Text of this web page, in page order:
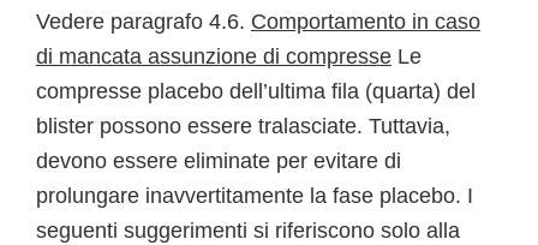
Vedere paragrafo 4.6. Comportamento in caso
di mancata assunzione di compresse Le
compresse placebo dell’ultima fila (quarta) del
blister possono essere tralasciate. Tuttavia,
devono essere eliminate per evitare di
prolungare inavvertitamente la fase placebo. I
seguenti suggerimenti si riferiscono solo alla